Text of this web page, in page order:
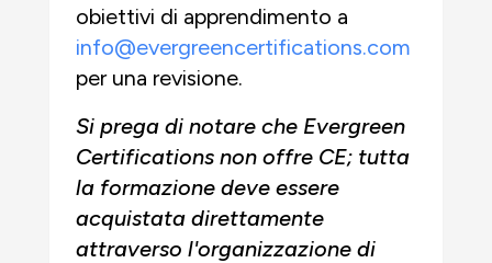
obiettivi di apprendimento a
info@evergreencertifications.com
per una revisione.
Si prega di notare che Evergreen
Certifications non offre CE; tutta
la formazione deve essere
acquistata direttamente
attraverso l'organizzazione di